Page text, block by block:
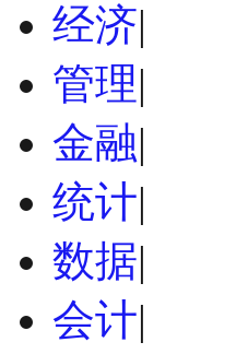
经济|
管理|
金融|
统计|
数据|
会计|